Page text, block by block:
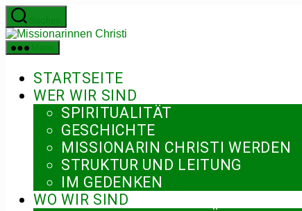
Zum
Inhalt
springen
STARTSEITE
WER WIR SIND
SPIRITUALITÄT
GESCHICHTE
MISSIONARIN CHRISTI WERDEN
STRUKTUR UND LEITUNG
IM GEDENKEN
WO WIR SIND